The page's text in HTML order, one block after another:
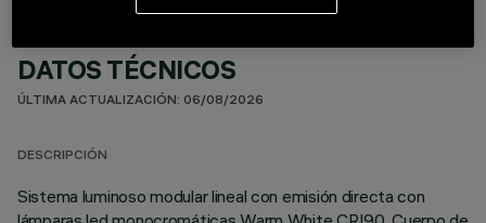
DATOS TÉCNICOS
ÚLTIMA ACTUALIZACIÓN: 06/08/2026
DESCRIPCIÓN
Sistema luminoso modular lineal con emisión directa con